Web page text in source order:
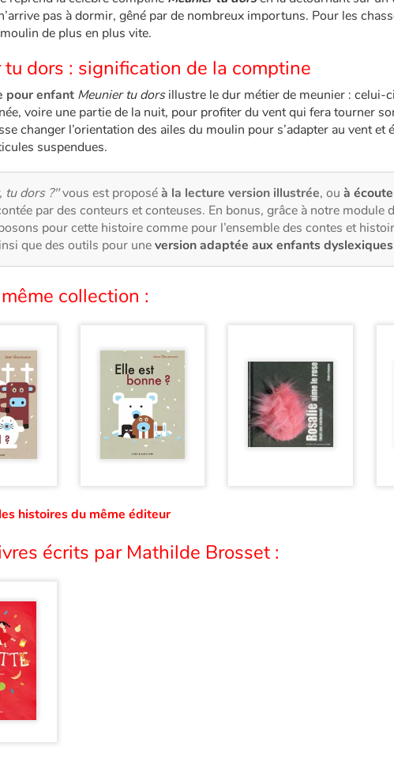
pas à dormir, gêné par de nombreux importuns. Pour les
de plus en plus vite.
tu dors : signification de la comptine
pour enfant Meunier tu dorsillustre le dur métier de meunier : celui-
voire une partie de la nuit, pour profiter du vent qui fera tourner
changer l’orientation des ailes du moulin pour s’adapter au vent et
suspendues.
tu dors ?"vous est proposéà la lecture version illustrée, ou à
par des conteurs et conteuses. En bonus, grâce à notre module
pour cette histoire comme pour l’ensemble des contes et
que des outils pour uneversion adaptée aux enfants dyslexiques
collection :
histoires du même éditeur
écrits par Mathilde Brosset :